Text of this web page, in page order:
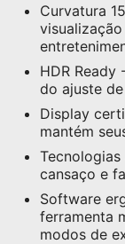
Curvatura
HDR Ready
do ajuste
Display
mantém
cansaço e
Software
ferramenta
modos de